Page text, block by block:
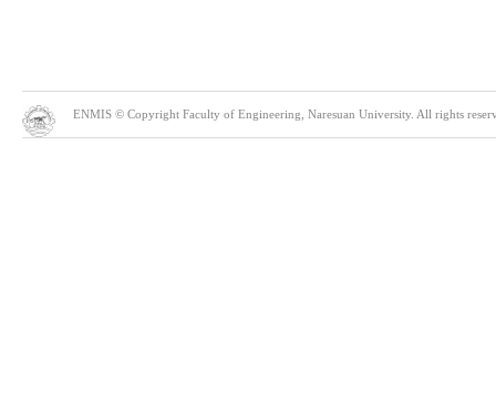
ENMIS © Copyright Faculty of Engineering, Naresuan University. All rights